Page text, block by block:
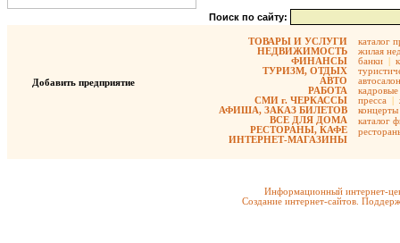
Поиск по сайту:
Добавить предприятие
ТОВАРЫ И УСЛУГИ
НЕДВИЖИМОСТЬ
ФИНАНСЫ
ТУРИЗМ, ОТДЫХ
АВТО
РАБОТА
СМИ г. ЧЕРКАССЫ
АФИША, ЗАКАЗ БИЛЕТОВ
ВСЕ ДЛЯ ДОМА
РЕСТОРАНЫ, КАФЕ
ИНТЕРНЕТ-МАГАЗИНЫ
каталог
жилая
банки |
кадровые
пресса |
концерты
каталог
Информационный интернет-
Создание интернет-сайтов.